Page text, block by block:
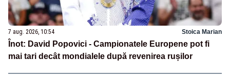
7 aug. 2026, 10:54 Stoica Marian
Înot: David Popovici - Campionatele Europene pot fi
mai tari decât mondialele după revenirea rușilor